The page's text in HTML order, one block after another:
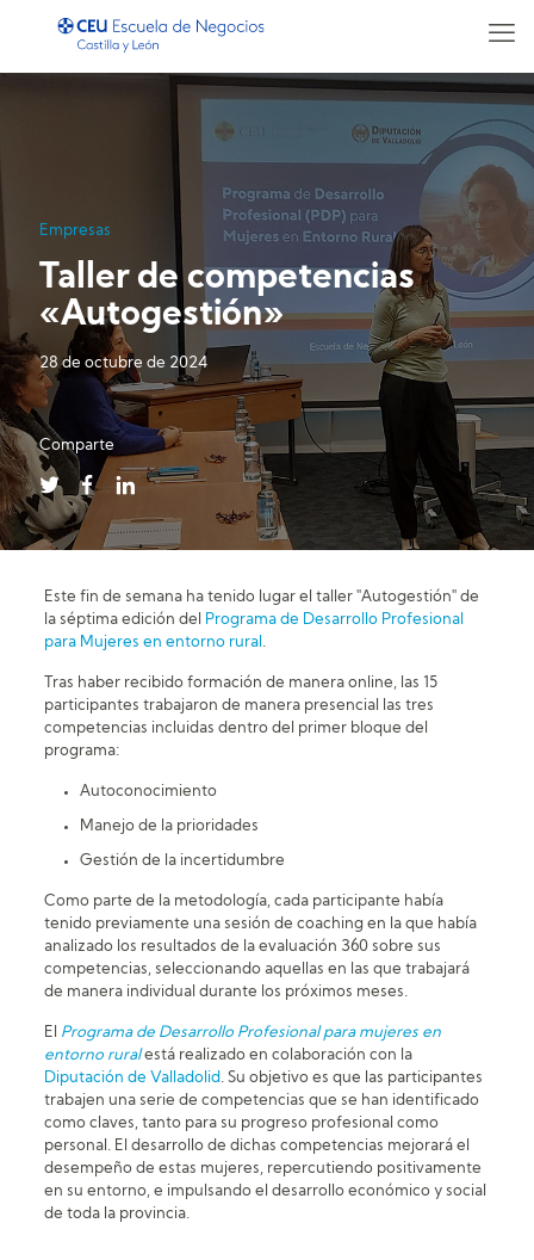
Empresas
Taller de competencias
«Autogestión»
28 de octubre de 2024
Comparte
Este fin de semana ha tenido lugar el taller "Autogestión" de
la séptima edición del
Programa de Desarrollo Profesional
para Mujeres en entorno rural .
Tras haber recibido formación de manera online, las 15
participantes trabajaron de manera presencial las tres
competencias incluidas dentro del primer bloque del
programa:
Autoconocimiento
Manejo de la prioridades
Gestión de la incertidumbre
Como parte de la metodología, cada participante había
tenido previamente una sesión de coaching en la que había
analizado los resultados de la evaluación 360 sobre sus
competencias, seleccionando aquellas en las que trabajará
de manera individual durante los próximos meses.
El Programa de Desarrollo Profesional para mujeres en
entorno ruralestá realizado en colaboración con la
Diputación de Valladolid. Su objetivo es que las participantes
trabajen una serie de competencias que se han identificado
como claves, tanto para su progreso profesional como
personal. El desarrollo de dichas competencias mejorará el
desempeño de estas mujeres, repercutiendo positivamente
en su entorno, e impulsando el desarrollo económico y social
de toda la provincia.